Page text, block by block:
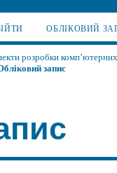
ОБЛІКОВИЙ
розробки
запис